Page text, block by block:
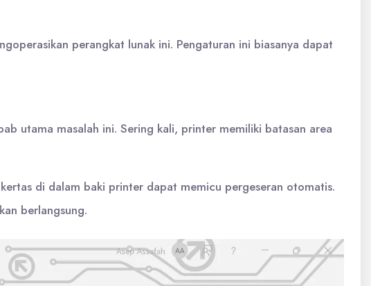
perangkat lunak ini. Pengaturan ini biasanya dapat
utama masalah ini. Sering kali, printer memiliki batasan area
di dalam baki printer dapat memicu pergeseran otomatis.
berlangsung.